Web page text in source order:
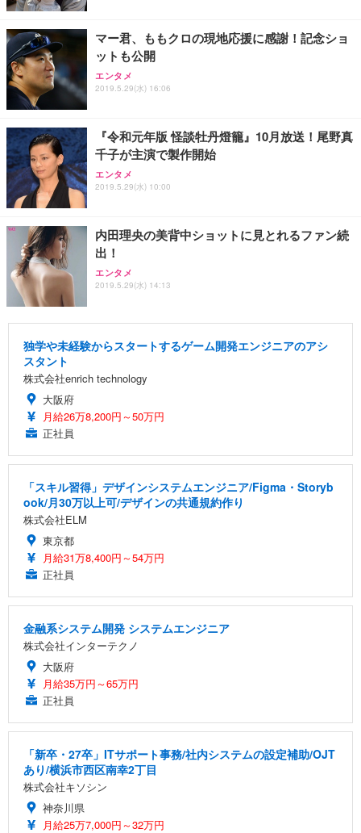
マー君、ももクロの現地応援に感謝！記念ショ
ットも公開
エンタメ
2019.5.29(水) 16:06
『令和元年版 怪談牡丹燈籠』10月放送！尾野真
千子が主演で製作開始
エンタメ
2019.5.29(水) 10:00
内田理央の美背中ショットに見とれるファン続
出！
エンタメ
2019.5.29(水) 14:13
独学や未経験からスタートするゲーム開発エンジニアのアシ
スタント
株式会社enrich technology
大阪府
月給26万8,200円～50万円
正社員
「スキル習得」デザインシステムエンジニア/Figma・Storyb
ook/月30万以上可/デザインの共通規約作り
株式会社ELM
東京都
月給31万8,400円～54万円
正社員
金融系システム開発 システムエンジニア
株式会社インターテクノ
大阪府
月給35万円～65万円
正社員
「新卒・27卒」ITサポート事務/社内システムの設定補助/OJT
あり/横浜市西区南幸2丁目
株式会社キソシン
神奈川県
月給25万7,000円～32万円